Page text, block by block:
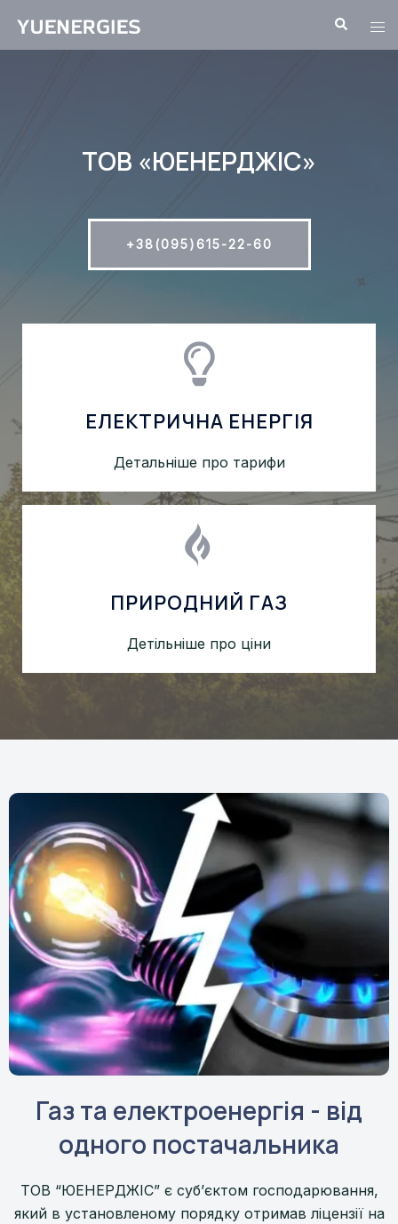
ТОВ «ЮЕНЕРДЖІС»
+38(095)615-22-60
ЕЛЕКТРИЧНА ЕНЕРГІЯ
Детальніше про тарифи
ПРИРОДНИЙ ГАЗ
Детільніше про ціни
Газ та електроенергія - від
одного постачальника
ТОВ “ЮЕНЕРДЖІС” є суб’єктом господарювання,
який в установленому порядку отримав ліцензії на